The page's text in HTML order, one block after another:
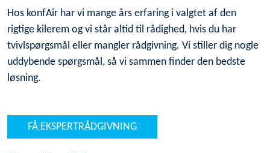
Hos konfAir har vi mange års erfaring i valgtet af den
rigtige kilerem og vi står altid til rådighed, hvis du har
tvivlspørgsmål eller mangler rådgivning. Vi stiller dig nogle
uddybende spørgsmål, så vi sammen finder den bedste
løsning.
FÅ EKSPERTRÅDGIVNING